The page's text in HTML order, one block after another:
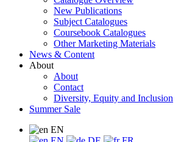
New Publications
Subject Catalogues
Coursebook Catalogues
Other Marketing Materials
News & Content
About
About
Contact
Diversity, Equity and Inclusion
Summer Sale
EN